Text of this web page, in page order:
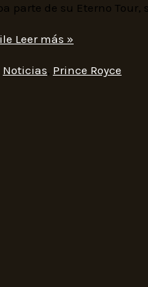
parte de su Eterno Tour,
Leer más »
Noticias, Prince Royce